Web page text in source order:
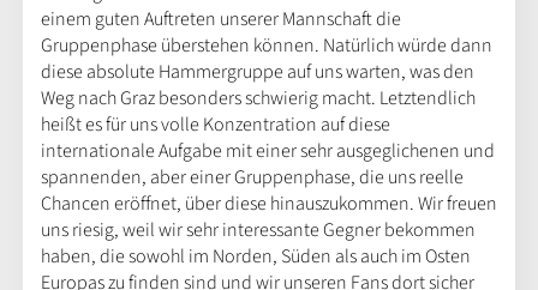
einem guten Auftreten unserer Mannschaft die
Gruppenphase überstehen können. Natürlich würde dann
diese absolute Hammergruppe auf uns warten, was den
Weg nach Graz besonders schwierig macht. Letztendlich
heißt es für uns volle Konzentration auf diese
internationale Aufgabe mit einer sehr ausgeglichenen und
spannenden, aber einer Gruppenphase, die uns reelle
Chancen eröffnet, über diese hinauszukommen. Wir freuen
uns riesig, weil wir sehr interessante Gegner bekommen
haben, die sowohl im Norden, Süden als auch im Osten
Europas zu finden sind und wir unseren Fans dort sicher